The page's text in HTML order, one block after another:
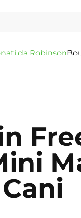
nati da Robinson